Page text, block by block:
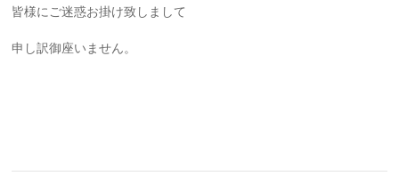
皆様にご迷惑お掛け致しまして
申し訳御座いません。